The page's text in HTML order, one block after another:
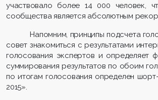
участвовало более 14 000 человек,
сообщества является абсолютным
Напомним, принципы подсчета
совет знакомиться с результатами
голосования экспертов и определяет
суммирования результатов по обоим
по итогам голосования определен
2015».